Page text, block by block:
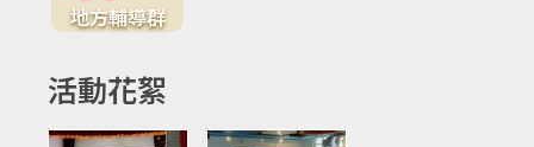
地方輔導群
活動花絮